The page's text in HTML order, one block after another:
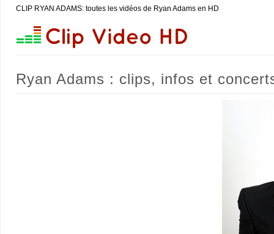
CLIP RYAN ADAMS: toutes les vidéos de Ryan Adams en HD
Ryan Adams : clips, infos et